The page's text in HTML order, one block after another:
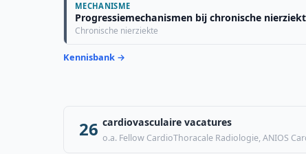
MECHANISME
Progressiemechanismen bij chronische
Chronische nierziekte
Kennisbank →
26 cardiovasculaire vacatures
o.a. Fellow CardioThoracale Radiologie, ANIOS